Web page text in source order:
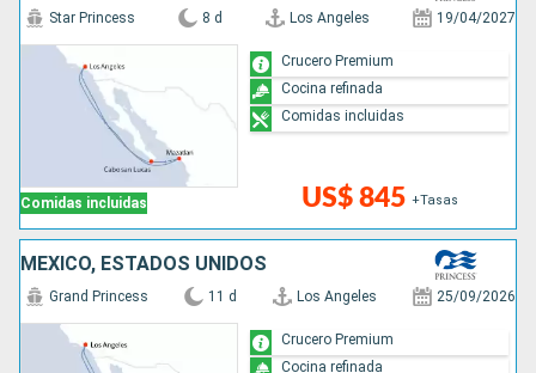
Comidas incluidas
Star Princess 8 d Los Angeles 19/04/2027
US$ 845 +Tasas
Crucero Premium
Cocina refinada
Comidas incluidas
MÉXICO, ESTADOS UNIDOS
Grand Princess 11 d Los Angeles 25/09/2026
Crucero Premium
Cocina refinada